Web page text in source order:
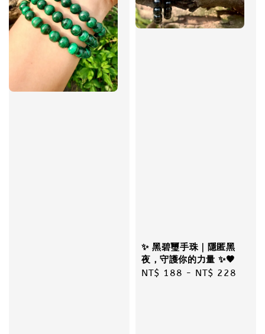
✨ 黑碧璽手珠｜隱匿黑
夜，守護你的力量 ✨🖤
Regular
NT$ 188 - NT$ 228